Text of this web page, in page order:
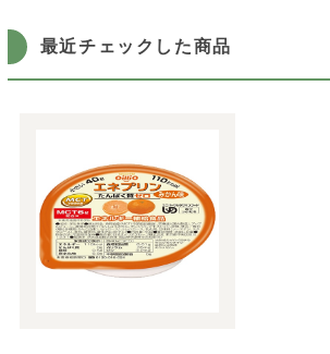
最近チェックした商品